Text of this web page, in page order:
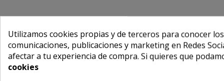
Utilizamos cookies propias y de terceros para conocer
comunicaciones, publicaciones y marketing en Redes
afectar a tu experiencia de compra. Si quieres que
cookies